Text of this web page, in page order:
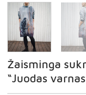
Žaisminga
“Juodas